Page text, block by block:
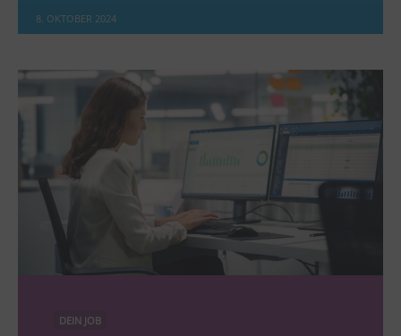
8. OKTOBER 2024
DEIN JOB